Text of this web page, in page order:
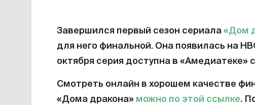
Завершился первый сезон сериала «Дом
для него финальной. Она появилась на
октября серия доступна в «Амедиатеке»
Смотреть онлайн в хорошем качестве
«Дома дракона» можно по этой ссылке.